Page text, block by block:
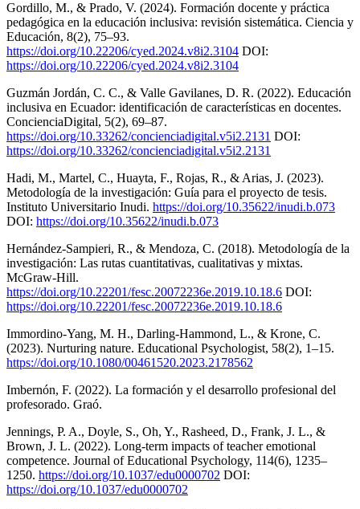
Gordillo, M., & Prado, V. (2024). Formación docente y práctica
pedagógica en la educación inclusiva: revisión sistemática. Ciencia y
Educación, 8(2), 75–93.
https://doi.org/10.22206/cyed.2024.v8i2.3104 DOI:
https://doi.org/10.22206/cyed.2024.v8i2.3104
Guzmán Jordán, C. C., & Valle Gavilanes, D. R. (2022). Educación
inclusiva en Ecuador: identificación de características en docentes.
ConcienciaDigital, 5(2), 69–87.
https://doi.org/10.33262/concienciadigital.v5i2.2131 DOI:
https://doi.org/10.33262/concienciadigital.v5i2.2131
Hadi, M., Martel, C., Huayta, F., Rojas, R., & Arias, J. (2023).
Metodología de la investigación: Guía para el proyecto de tesis.
Instituto Universitario Inudi. https://doi.org/10.35622/inudi.b.073
DOI: https://doi.org/10.35622/inudi.b.073
Hernández-Sampieri, R., & Mendoza, C. (2018). Metodología de la
investigación: Las rutas cuantitativas, cualitativas y mixtas.
McGraw-Hill.
https://doi.org/10.22201/fesc.20072236e.2019.10.18.6 DOI:
https://doi.org/10.22201/fesc.20072236e.2019.10.18.6
Immordino-Yang, M. H., Darling-Hammond, L., & Krone, C.
(2023). Nurturing nature. Educational Psychologist, 58(2), 1–15.
https://doi.org/10.1080/00461520.2023.2178562
Imbernón, F. (2022). La formación y el desarrollo profesional del
profesorado. Graó.
Jennings, P. A., Doyle, S., Oh, Y., Rasheed, D., Frank, J. L., &
Brown, J. L. (2022). Long-term impacts of teacher emotional
competence. Journal of Educational Psychology, 114(6), 1235–
1250. https://doi.org/10.1037/edu0000702 DOI:
https://doi.org/10.1037/edu0000702